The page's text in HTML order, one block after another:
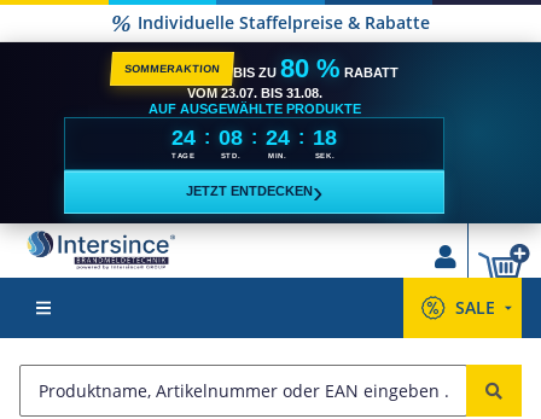
Individuelle Staffelpreise & Rabatte
SOMMERAKTION BIS ZU 80 % RABATT
VOM 23.07. BIS 31.08.
AUF AUSGEWÄHLTE PRODUKTE
24
TAGE
: 08
STD.
: 24
MIN.
: 18
SEK.
JETZT ENTDECKEN ›
SALE